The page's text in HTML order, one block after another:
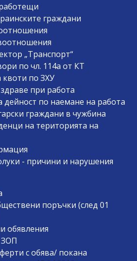
граждани
„Транспорт“
по чл. 114а от КТ
квоти по ЗХУ
при работа
дейност по наемане на работа
граждани в чужбина
на територията на
- причини и нарушения
поръчки (след 01
обявления
с обява/ покана